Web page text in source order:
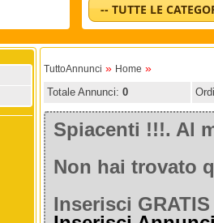
-- TUTTE LE
TuttoAnnunci » Home »
Totale Annunci: 0
Spiacenti !!!. Al
Non hai trovato
Inserisci